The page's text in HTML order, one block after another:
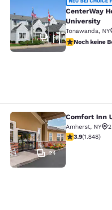
CenterWay
9
CenterWay
University
Tonawanda, NY
Noch keine
Noch keine
Comfort Inn
24
Comfort Inn
Amherst, NY
3.88-Sterne-
3.9(1.848)